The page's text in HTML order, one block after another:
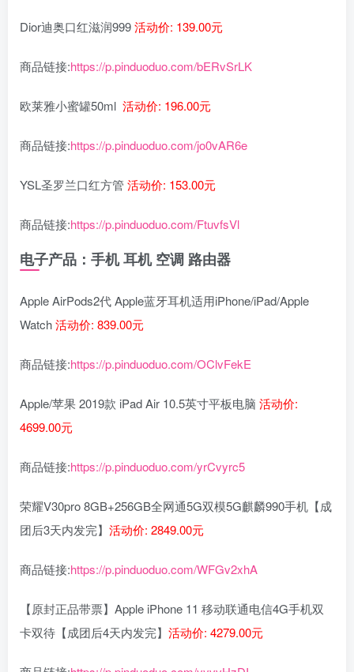
Dior迪奥口红滋润999活动价: 139.00元
商品链接:https://p.pinduoduo.com/bERvSrLK
欧莱雅小蜜罐50ml 活动价: 196.00元
商品链接:https://p.pinduoduo.com/jo0vAR6e
YSL圣罗兰口红方管 活动价: 153.00元
商品链接:https://p.pinduoduo.com/FtuvfsVl
电子产品：手机 耳机 空调 路由器
Apple AirPods2代 Apple蓝牙耳机适用iPhone/iPad/Apple
Watch活动价: 839.00元
商品链接:https://p.pinduoduo.com/OClvFekE
Apple/苹果 2019款 iPad Air 10.5英寸平板电脑 活动价:
4699.00元
商品链接:https://p.pinduoduo.com/yrCvyrc5
荣耀V30pro 8GB+256GB全网通5G双模5G麒麟990手机【成
团后3天内发完】 活动价: 2849.00元
商品链接:https://p.pinduoduo.com/WFGv2xhA
【原封正品带票】Apple iPhone 11 移动联通电信4G手机双
卡双待【成团后4天内发完】 活动价: 4279.00元